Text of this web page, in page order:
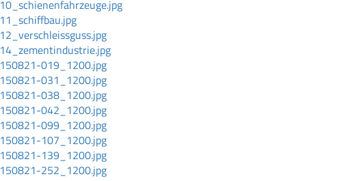
10_schienenfahrzeuge.jpg
11_schiffbau.jpg
12_verschleissguss.jpg
14_zementindustrie.jpg
150821-019_1200.jpg
150821-031_1200.jpg
150821-038_1200.jpg
150821-042_1200.jpg
150821-099_1200.jpg
150821-107_1200.jpg
150821-139_1200.jpg
150821-252_1200.jpg